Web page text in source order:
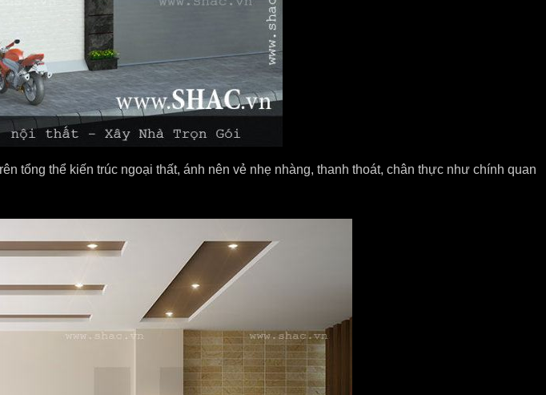
tổng thể kiến trúc ngoại thất, ánh nên vẻ nhẹ nhàng, thanh thoát, chân thực như chính quan